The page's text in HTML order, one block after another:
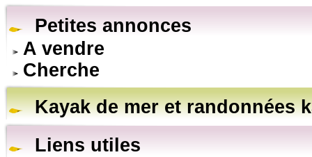
Petites annonces
A vendre
Cherche
Kayak de mer et randonnées
Liens utiles